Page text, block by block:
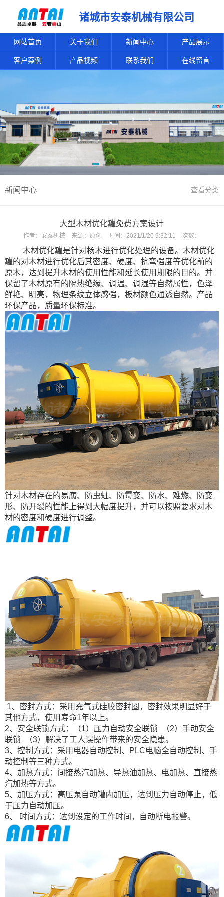
诸城市安泰机械有限公司
网站首页 关于我们 新闻中心 产品展示
客户案例 产品视频 联系我们 在线留言
新闻中心 查看分类
大型木材优化罐免费方案设计
作者： 安泰机械 来源： 原创 时间： 2021/1/20 9:32:11 次数：
木材优化罐是针对杨木进行优化处理的设备。木材优化
罐的对木材进行优化后其密度、硬度、抗弯强度等优化前的
原木，达到提升木材的使用性能和延长使用期限的目的。并
保留了木材原有的隔热绝缘、调温、调湿等自然属性，色泽
鲜艳、明亮，物理条纹立体感强，板材颜色通透自然。产品
环保产品，质量环保标准。
针对木材存在的易腐、防虫蛀、防霉变、防水、难燃、防变
形、防开裂的性能上得到大幅度提升，并可以按照要求对木
材的密度和硬度进行调整。
1、密封方式：采用充气式硅胶密封圈，密封效果明显好于
其他方式，使用寿命1年以上。
2、安全联锁方式：（1）压力自动安全联锁 （2）手动安全
联锁 （3）解决了工人误操作带来的安全隐患。
3、控制方式：采用电器自动控制、PLC电脑全自动控制、手
动控制等三种方式。
4、加热方式：间接蒸汽加热、导热油加热、电加热、直接蒸
汽加热等方式。
5、加压方式：高压泵自动罐内加压，达到压力自动停止，低
于压力自动加压。
6、 时间方式：达到设定的工作时间，自动断电报警。